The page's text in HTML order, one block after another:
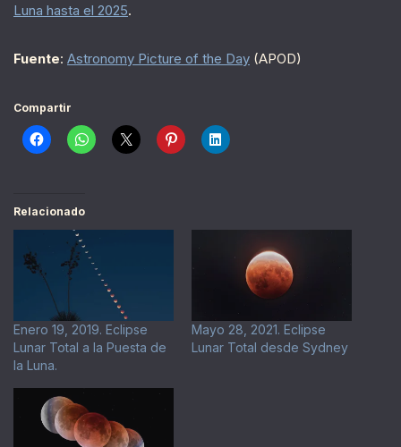
Luna hasta el 2025.
Fuente: Astronomy Picture of the Day (APOD)
Compartir
Relacionado
Enero 19, 2019. Eclipse
Lunar Total a la Puesta de
la Luna.
Mayo 28, 2021. Eclipse
Lunar Total desde Sydney